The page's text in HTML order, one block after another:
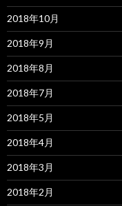
2018年10月
2018年9月
2018年8月
2018年7月
2018年5月
2018年4月
2018年3月
2018年2月